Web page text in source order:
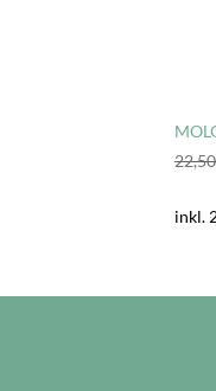
inkl.